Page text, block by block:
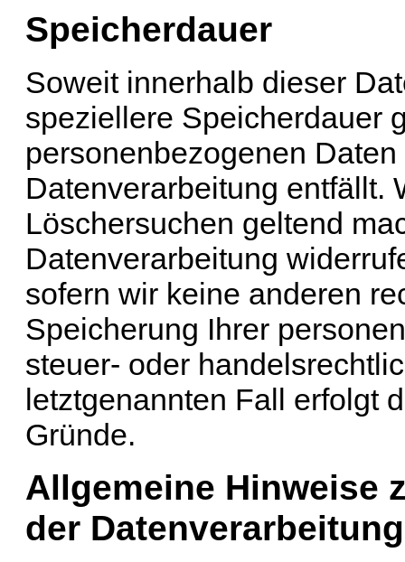
Speicherdauer
Soweit innerhalb dieser
speziellere Speicherdauer
personenbezogenen
Datenverarbeitung entfällt.
Löschersuchen geltend
Datenverarbeitung
sofern wir keine anderen
Speicherung Ihrer
steuer- oder
letztgenannten Fall erfolgt
Gründe.
Allgemeine Hinweise
der